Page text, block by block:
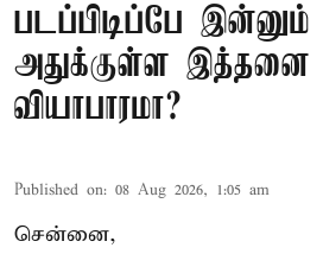
படப்பிடிப்பே
அதுக்குள்ள இத்தனை
வியாபாரமா?
Published on: 08 Aug 2026, 1:05 am
சென்னை,